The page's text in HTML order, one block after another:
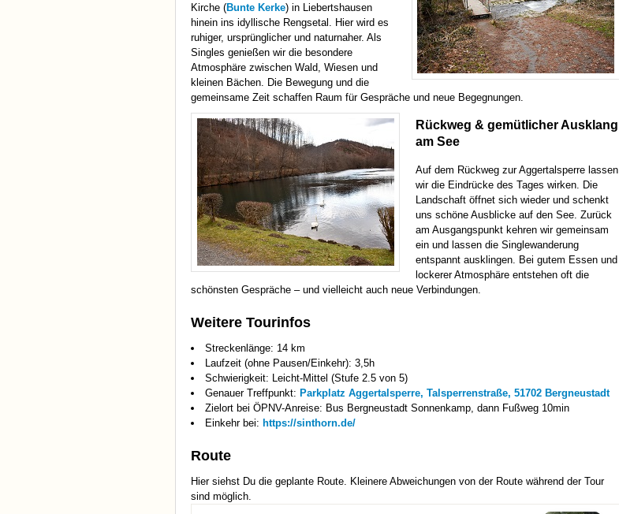
Kirche (Bunte Kerke) in Liebertshausen
hinein ins idyllische Rengsetal. Hier wird es
ruhiger, ursprünglicher und naturnaher. Als
Singles genießen wir die besondere
Atmosphäre zwischen Wald, Wiesen und
kleinen Bächen. Die Bewegung und die
gemeinsame Zeit schaffen Raum für Gespräche und neue Begegnungen.
Rückweg & gemütlicher Ausklang
am See
Auf dem Rückweg zur Aggertalsperre lassen
wir die Eindrücke des Tages wirken. Die
Landschaft öffnet sich wieder und schenkt
uns schöne Ausblicke auf den See. Zurück
am Ausgangspunkt kehren wir gemeinsam
ein und lassen die Singlewanderung
entspannt ausklingen. Bei gutem Essen und
lockerer Atmosphäre entstehen oft die
schönsten Gespräche – und vielleicht auch neue Verbindungen.
Weitere Tourinfos
Streckenlänge: 14 km
Laufzeit (ohne Pausen/Einkehr): 3,5h
Schwierigkeit: Leicht-Mittel (Stufe 2.5 von 5)
Genauer Treffpunkt: Parkplatz Aggertalsperre, Talsperrenstraße, 51702 Bergneustadt
Zielort bei ÖPNV-Anreise: Bus Bergneustadt Sonnenkamp, dann Fußweg 10min
Einkehr bei: https://sinthorn.de/
Route
Hier siehst Du die geplante Route. Kleinere Abweichungen von der Route während der Tour
sind möglich.